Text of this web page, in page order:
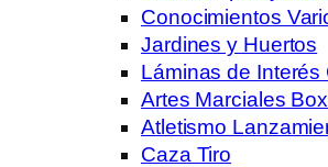
Conocimientos
Jardines y Huertos
Láminas de Interés
Artes Marciales
Atletismo
Caza Tiro